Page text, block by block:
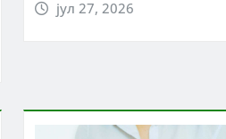
јул 27, 2026